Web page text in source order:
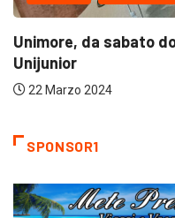
edizione di
SPONSOR1